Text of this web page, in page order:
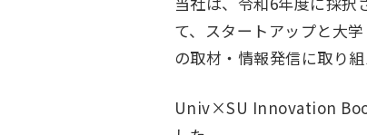
て、スタートアップと大
の取材・情報発信に取り組
Univ×SU Innovation